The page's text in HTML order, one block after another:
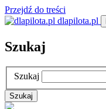
Przejdź do treści
dlapilota.pl
Szukaj
Szukaj